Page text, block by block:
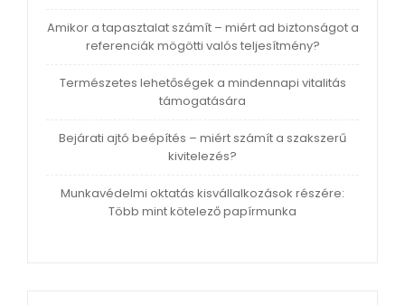
Amikor a tapasztalat számít – miért ad biztonságot a
referenciák mögötti valós teljesítmény?
Természetes lehetőségek a mindennapi vitalitás
támogatására
Bejárati ajtó beépítés – miért számít a szakszerű
kivitelezés?
Munkavédelmi oktatás kisvállalkozások részére:
Több mint kötelező papírmunka